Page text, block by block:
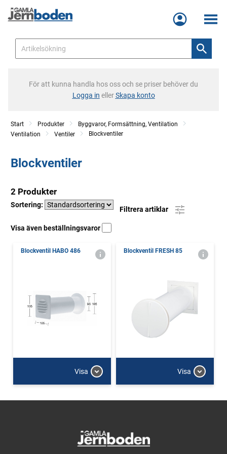
Meny
För att kunna handla hos oss och se priser behöver du
Logga in ellerSkapa konto
Start Produkter
Byggvaror, Formsättning, Ventilation
Ventilation
Ventiler Blockventiler
Blockventiler
2 Produkter
Sortering:
Filtrera artiklar
Visa även beställningsvaror
Blockventil HABO 486
Visa
Blockventil FRESH 85
Visa